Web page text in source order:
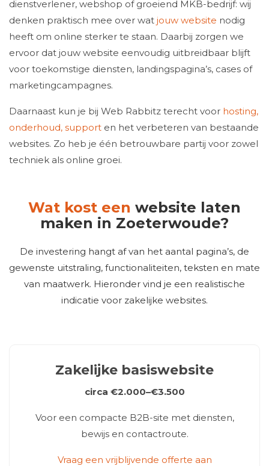
dienstverlener, webshop of groeiend MKB-bedrijf: wij
denken praktisch mee over wat jouw website nodig
heeft om online sterker te staan. Daarbij zorgen we
ervoor dat jouw website eenvoudig uitbreidbaar blijft
voor toekomstige diensten, landingspagina’s, cases of
marketingcampagnes.
Daarnaast kun je bij Web Rabbitz terecht voor hosting,
onderhoud, support en het verbeteren van bestaande
websites. Zo heb je één betrouwbare partij voor zowel
techniek als online groei.
Wat kost een website laten
maken in Zoeterwoude?
De investering hangt af van het aantal pagina’s, de
gewenste uitstraling, functionaliteiten, teksten en mate
van maatwerk. Hieronder vind je een realistische
indicatie voor zakelijke websites.
Zakelijke basiswebsite
circa €2.000–€3.500
Voor een compacte B2B-site met diensten,
bewijs en contactroute.
Vraag een vrijblijvende offerte aan